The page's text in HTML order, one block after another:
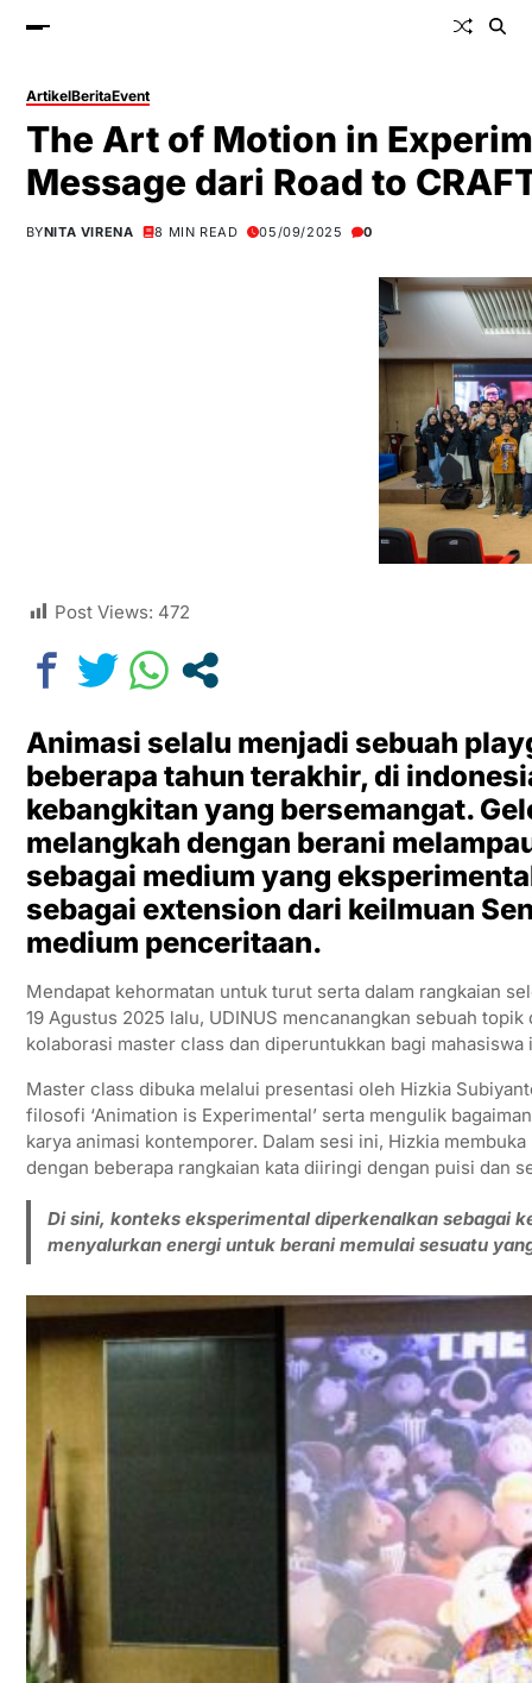
ArtikelBeritaEvent
The Art of Motion in
Message dari Road to
BYNITA VIRENA 8 MIN READ 05/09/2025 0
Post Views: 472
Animasi selalu menjadi sebuah
beberapa tahun terakhir, di
kebangkitan yang bersemangat.
melangkah dengan berani
sebagai medium yang
sebagai extension dari keilmuan
medium penceritaan.
Mendapat kehormatan untuk turut serta dalam rangkaian
19 Agustus 2025 lalu, UDINUS mencanangkan sebuah
kolaborasi master class dan diperuntukkan bagi mahasiswa
Master class dibuka melalui presentasi oleh Hizkia
filosofi ‘Animation is Experimental’ serta mengulik
karya animasi kontemporer. Dalam sesi ini, Hizkia
dengan beberapa rangkaian kata diiringi dengan puisi dan
Di sini, konteks eksperimental diperkenalkan sebagai
menyalurkan energi untuk berani memulai sesuatu